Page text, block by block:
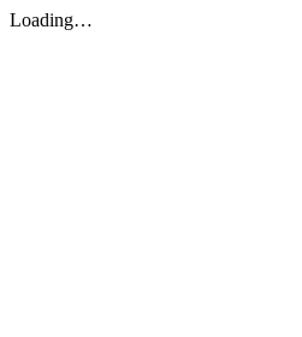
Loading…